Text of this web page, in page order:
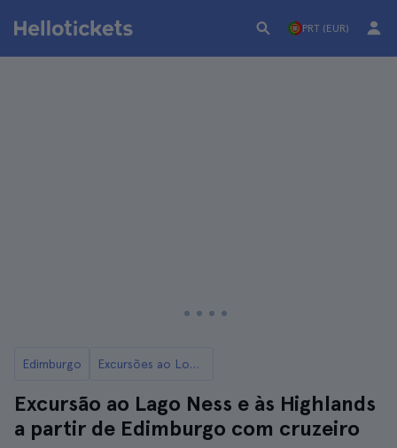
PRT (EUR)
Edimburgo Excursões ao Loch Ness e às Highlands a partir de Edimburgo
Excursão ao Lago Ness e às Highlands
a partir de Edimburgo com cruzeiro